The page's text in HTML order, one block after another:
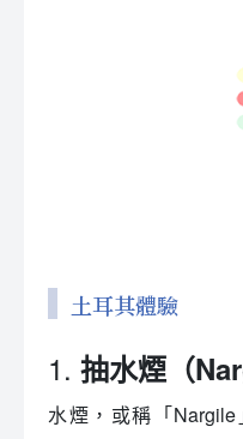
土耳其體驗
1. 抽水煙（
水煙，或稱「